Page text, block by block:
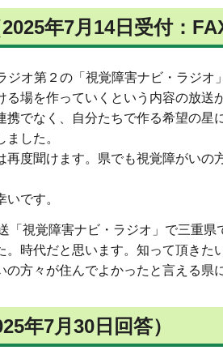
年7月14日受付：
ジオ第２の「視覚障害ナビ・ラジ
る場を作っていくという内容の放送
携でなく、自分たちで作る希望の
した。
再度聞けます。県でも視覚障がい
です。
「視覚障害ナビ・ラジオ」で三重
。時代だと思います。知って頂きた
の方々が住んでよかったと言える県
年7月30日回答）